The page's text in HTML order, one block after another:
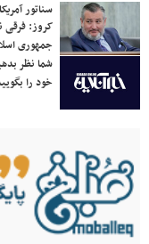
سناتور
کروز: فرقی
جمهوری
شما نظر
خود را